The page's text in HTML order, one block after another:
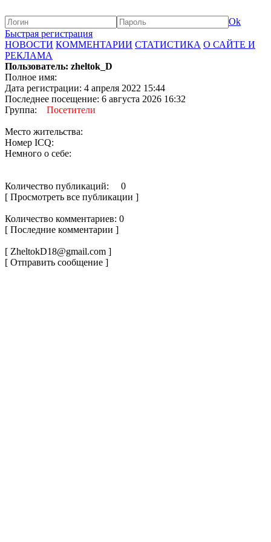
Ok
Быстрая регистрация
НОВОСТИ КОММЕНТАРИИ СТАТИСТИКА О САЙТЕ И
РЕКЛАМА
Пользователь: zheltok_D
Полное имя:
Дата регистрации: 4 апреля 2022 15:44
Последнее посещение: 6 августа 2026 16:32
Группа: Посетители
Место жительства:
Номер ICQ:
Немного о себе:
Количество публикаций: 0
[ Просмотреть все публикации ]
Количество комментариев: 0
[ Последние комментарии ]
[ ZheltokD18@gmail.com ]
[ Отправить сообщение ]